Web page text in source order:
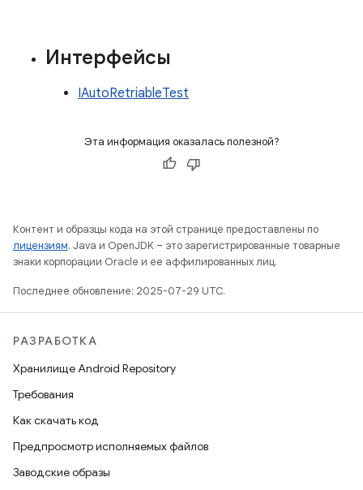
Интерфейсы
IAutoRetriableTest
Эта информация оказалась полезной?
Контент и образцы кода на этой странице предоставлены по
лицензиям. Java и OpenJDK – это зарегистрированные товарные
знаки корпорации Oracle и ее аффилированных лиц.
Последнее обновление: 2025-07-29 UTC.
РАЗРАБОТКА
Хранилище Android Repository
Требования
Как скачать код
Предпросмотр исполняемых файлов
Заводские образы